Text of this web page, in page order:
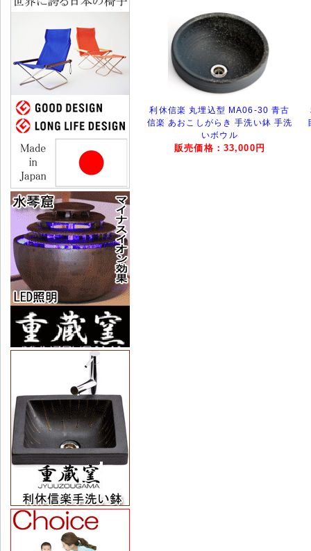
利休信楽 丸埋込型 MA06-30 青古
信楽 あおこしがらき 手洗い鉢 手洗
いボウル
販売価格：33,000円